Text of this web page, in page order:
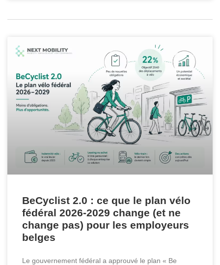
BeCyclist 2.0 : ce que le plan vélo
fédéral 2026-2029 change (et ne
change pas) pour les employeurs
belges
Le gouvernement fédéral a approuvé le plan « Be